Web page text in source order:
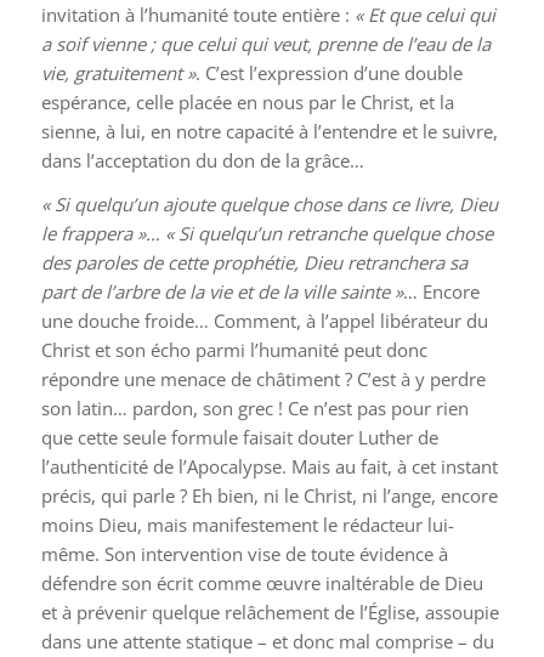
invitation à l’humanité toute entière : « Et que celui qui
a soif vienne ; que celui qui veut, prenne de l’eau de la
vie, gratuitement ». C’est l’expression d’une double
espérance, celle placée en nous par le Christ, et la
sienne, à lui, en notre capacité à l’entendre et le suivre,
dans l’acceptation du don de la grâce…
« Si quelqu’un ajoute quelque chose dans ce livre, Dieu
le frappera »… « Si quelqu’un retranche quelque chose
des paroles de cette prophétie, Dieu retranchera sa
part de l’arbre de la vie et de la ville sainte »… Encore
une douche froide… Comment, à l’appel libérateur du
Christ et son écho parmi l’humanité peut donc
répondre une menace de châtiment ? C’est à y perdre
son latin… pardon, son grec ! Ce n’est pas pour rien
que cette seule formule faisait douter Luther de
l’authenticité de l’Apocalypse. Mais au fait, à cet instant
précis, qui parle ? Eh bien, ni le Christ, ni l’ange, encore
moins Dieu, mais manifestement le rédacteur lui-
même. Son intervention vise de toute évidence à
défendre son écrit comme œuvre inaltérable de Dieu
et à prévenir quelque relâchement de l’Église, assoupie
dans une attente statique – et donc mal comprise – du